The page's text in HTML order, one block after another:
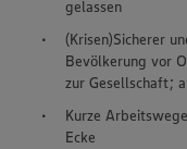
gelassen
(Krisen)Sicherer
Bevölkerung vor
zur Gesellschaft;
Kurze
Ecke